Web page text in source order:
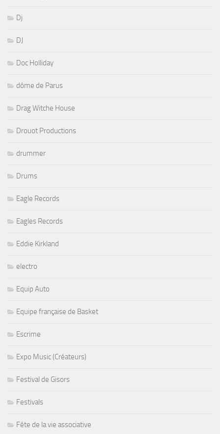
Dj
DJ
Doc Holliday
dôme de Parus
Drag Witche House
Drouot Productions
drummer
Drums
Eagle Records
Eagles Records
Eddie Kirkland
electro
Equip Auto
Equipe française de Basket
Escrime
Expo Music (Créateurs)
Festival de Gisors
Festivals
Fête de la vie associative